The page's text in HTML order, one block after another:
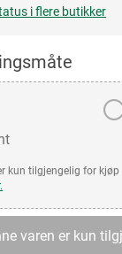
i flere butikker
kun tilgjengelig for kjøp
varen er kun